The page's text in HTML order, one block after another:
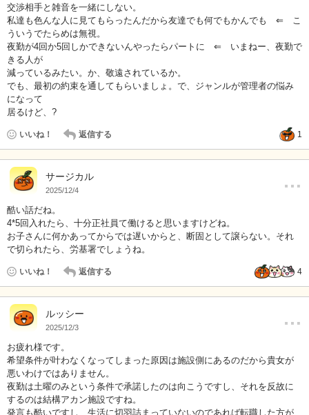
交渉相手と雑音を一緒にしない。
私達も色んな人に見てもらったんだから友達でも何でもかんでも ⇐ こ
ういうでたらめは無視。
夜勤が4回か5回しかできないんやったらパートに ⇐ いまねー、夜勤で
きる人が
減っているみたい。か、敬遠されているか。
でも、最初の約束を通してもらいましょ。で、ジャンルが管理者の悩み
になって
居るけど、?
いいね！ 返信する 1
サージカル
2025/12/4 …
酷い話だね。
4*5回入れたら、十分正社員て働けると思いますけどね。
お子さんに何かあってからでは遅いからと、断固として譲らない。それ
で切られたら、労基署でしょうね。
いいね！ 返信する 4
ルッシー
2025/12/3 …
お疲れ様です。
希望条件が叶わなくなってしまった原因は施設側にあるのだから貴女が
悪いわけではありません。
夜勤は土曜のみという条件で承諾したのは向こうですし、それを反故に
するのは結構アカン施設ですね。
発言も酷いですし、生活に切羽詰まっていないのであれば転職した方が